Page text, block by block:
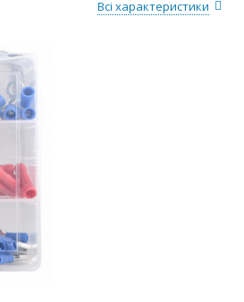
Всі характеристики